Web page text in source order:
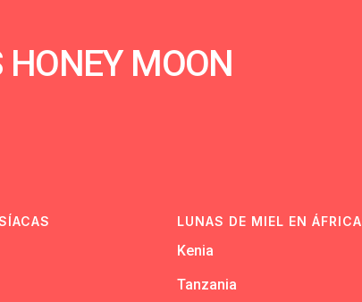
HONEY MOON
LUNAS DE MIEL EN ÁFRICA
Kenia
Tanzania